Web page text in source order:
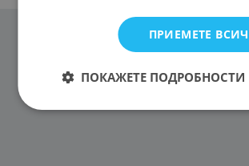
ПРИЕМЕТЕ
ПОКАЖЕТЕ ПОДРОБНОСТИ